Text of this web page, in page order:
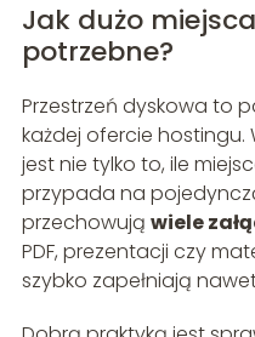
Jak dużo
potrzebne?
Przestrzeń dyskowa to
każdej ofercie
jest nie tylko to, ile
przypada na
przechowują wiele
PDF, prezentacji czy
szybko zapełniają